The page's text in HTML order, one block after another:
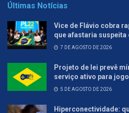
Últimas Notícias
Vice de Flávio cobra
que afastaria suspeita
7 DE AGOSTO DE 2026
Projeto de lei prevê
serviço ativo para
5 DE AGOSTO DE 2026
Hiperconectividade: